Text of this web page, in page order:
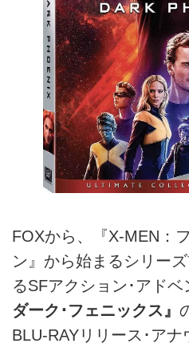
FOXから、『X-MEN：
ン』から始まるシリー
るSFアクション･アドベ
ダーク･フェニックス』
BLU-RAYリリース･アナ